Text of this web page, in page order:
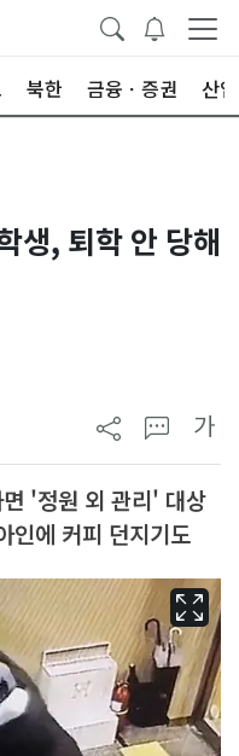
북한 금융ㆍ증권 산업
생, 퇴학 안 당해
가
'정원 외 관리' 대상
인에 커피 던지기도